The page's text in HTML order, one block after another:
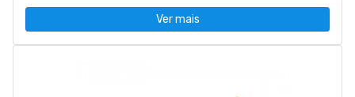
Ver mais